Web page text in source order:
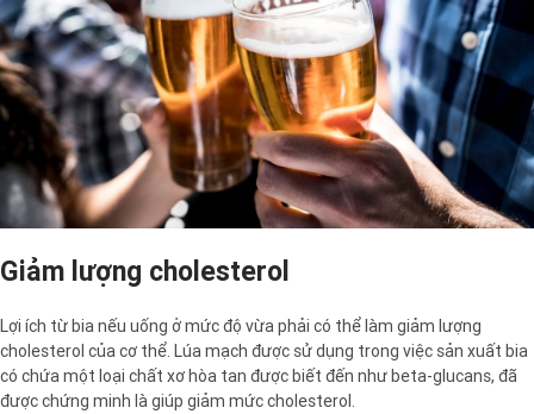
Giảm lượng cholesterol
Lợi ích từ bia nếu uống ở mức độ vừa phải có thể làm giảm lượng
cholesterol của cơ thể. Lúa mạch được sử dụng trong việc sản xuất bia
có chứa một loại chất xơ hòa tan được biết đến như beta-glucans, đã
được chứng minh là giúp giảm mức cholesterol.